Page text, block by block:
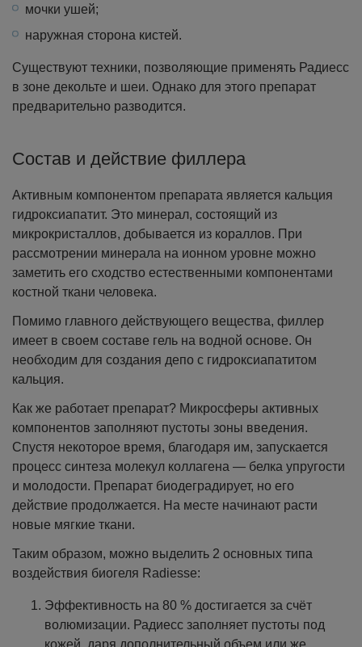
мочки ушей;
наружная сторона кистей.
Существуют техники, позволяющие применять Радиесс
в зоне декольте и шеи. Однако для этого препарат
предварительно разводится.
Состав и действие филлера
Активным компонентом препарата является кальция
гидроксиапатит. Это минерал, состоящий из
микрокристаллов, добывается из кораллов. При
рассмотрении минерала на ионном уровне можно
заметить его сходство естественными компонентами
костной ткани человека.
Помимо главного действующего вещества, филлер
имеет в своем составе гель на водной основе. Он
необходим для создания депо с гидроксиапатитом
кальция.
Как же работает препарат? Микросферы активных
компонентов заполняют пустоты зоны введения.
Спустя некоторое время, благодаря им, запускается
процесс синтеза молекул коллагена — белка упругости
и молодости. Препарат биодеградирует, но его
действие продолжается. На месте начинают расти
новые мягкие ткани.
Таким образом, можно выделить 2 основных типа
воздействия биогеля Radiesse:
Эффективность на 80 % достигается за счёт
волюмизации. Радиесс заполняет пустоты под
кожей, даря дополнительный объем или же